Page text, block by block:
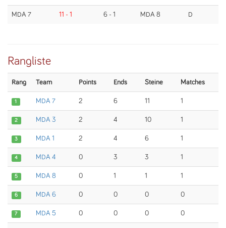
MDA 7 11 - 1 6 - 1 MDA 8 D
Rangliste
Rang Team Points Ends Steine Matches
1 MDA 7 2 6 11 1
2 MDA 3 2 4 10 1
3 MDA 1 2 4 6 1
4 MDA 4 0 3 3 1
5 MDA 8 0 1 1 1
6 MDA 6 0 0 0 0
7 MDA 5 0 0 0 0